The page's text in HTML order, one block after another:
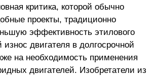
критика, которой обычно
проекты, традиционно
эффективность этилового
двигателя в долгосрочной
на необходимость применения
двигателей. Изобретатели из